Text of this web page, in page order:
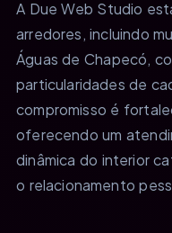
A Due Web Studio
arredores, incluindo
Águas de Chapecó,
particularidades de
compromisso é
oferecendo um
dinâmica do interior
o relacionamento